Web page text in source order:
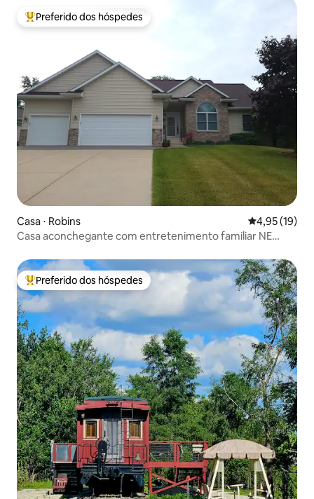
Entre os melhores preferidos dos hóspedes
Preferido dos hóspedes
Casa ⋅ Robins 4,95 de uma
4,95 (19)
Casa aconchegante com entretenimento familiar NE
Entre os melhores preferidos dos hóspedes
Preferido dos hóspedes